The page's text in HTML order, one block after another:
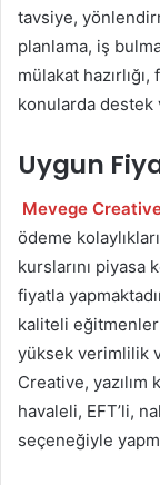
tavsiye,
planlama, iş
mülakat
konularda destek
Uygun
Mevege
ödeme
kurslarını piyasa
fiyatla
kaliteli
yüksek verimlilik
Creative, yazılım
havaleli, EFT’li,
seçeneğiyle